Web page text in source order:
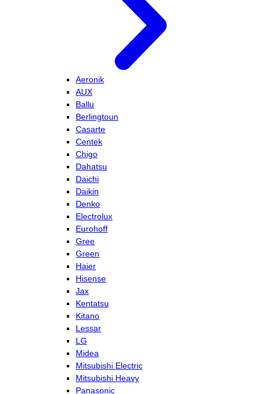
Aeronik
AUX
Ballu
Berlingtoun
Casarte
Centek
Chigo
Dahatsu
Daichi
Daikin
Denko
Electrolux
Eurohoff
Gree
Green
Haier
Hisense
Jax
Kentatsu
Kitano
Lessar
LG
Midea
Mitsubishi Electric
Mitsubishi Heavy
Panasonic